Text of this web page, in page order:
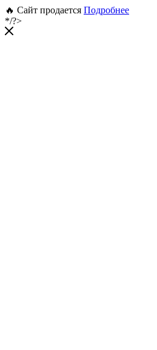
🔥 Сайт продается Подробнее
*/?>